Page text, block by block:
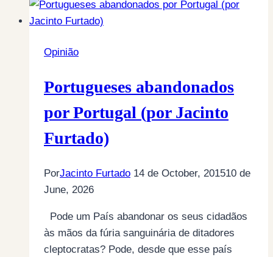
(por
Opinião
Portugueses abandonados
por Portugal (por Jacinto
Furtado)
PorJacinto Furtado 14 de October, 201510 de
June, 2026
Pode um País abandonar os seus cidadãos
às mãos da fúria sanguinária de ditadores
cleptocratas? Pode, desde que esse país